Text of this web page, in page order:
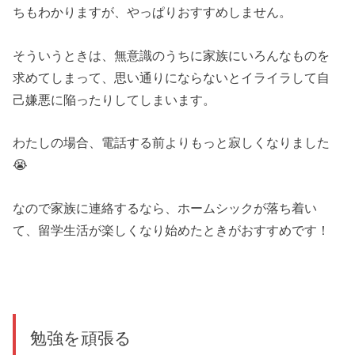
ちもわかりますが、やっぱりおすすめしません。
そういうときは、無意識のうちに家族にいろんなものを
求めてしまって、思い通りにならないとイライラして自
己嫌悪に陥ったりしてしまいます。
わたしの場合、電話する前よりもっと寂しくなりました
😭
なので家族に連絡するなら、ホームシックが落ち着い
て、留学生活が楽しくなり始めたときがおすすめです！
勉強を頑張る